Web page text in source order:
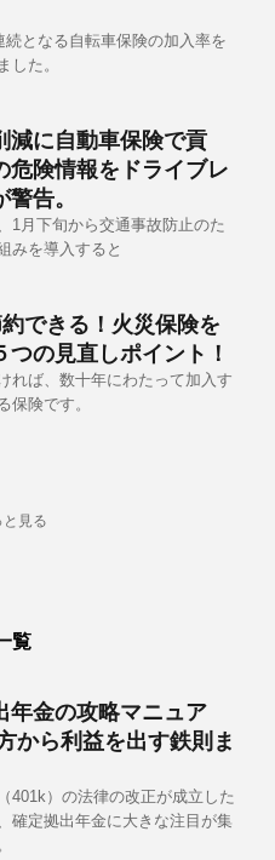
続となる自転車保険の加入率を
した。
減に自動車保険で貢
危険情報をドライブレ
告。
1月下旬から交通事故防止のた
みを導入すると
できる！火災保険を
つの見直しポイント！
れば、数十年にわたって加入す
保険です。
見る
覧
年金の攻略マニュア
から利益を出す鉄則ま
401k）の法律の改正が成立した
確定拠出年金に大きな注目が集